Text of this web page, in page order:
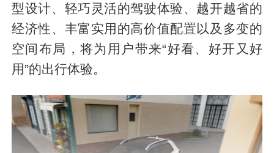
型设计、轻巧灵活的驾驶体验、越开越省的
经济性、丰富实用的高价值配置以及多变的
空间布局，将为用户带来“好看、好开又好
用”的出行体验。